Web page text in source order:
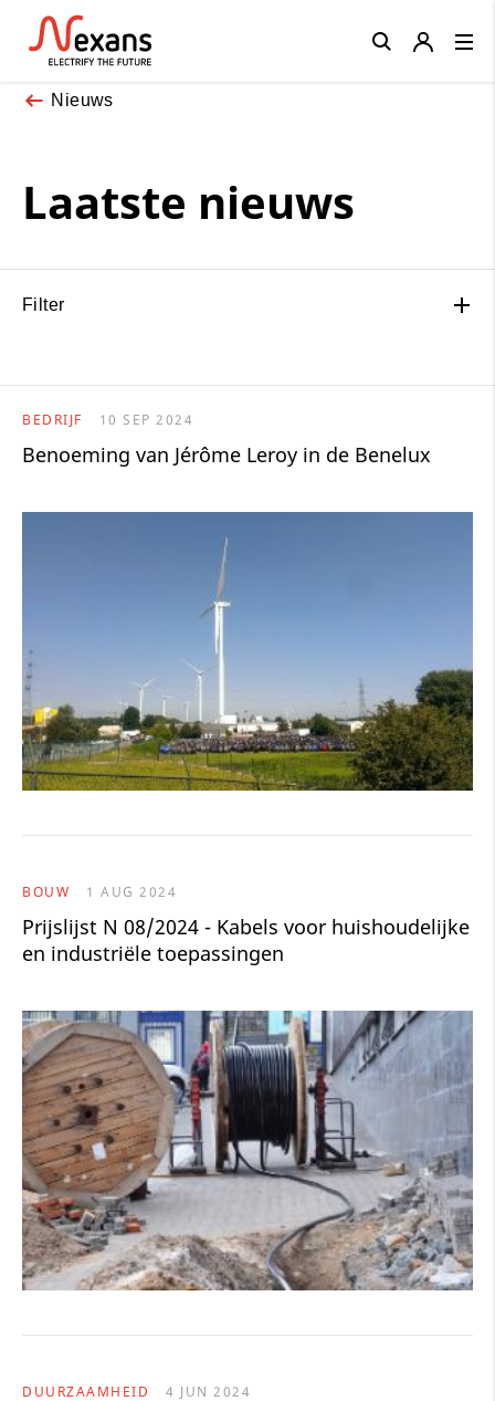
Nieuws
Laatste nieuws
Filter
BEDRIJF 10 SEP 2024
Benoeming van Jérôme Leroy in de Benelux
BOUW 1 AUG 2024
Prijslijst N 08/2024 - Kabels voor huishoudelijke
en industriële toepassingen
DUURZAAMHEID 4 JUN 2024
Close